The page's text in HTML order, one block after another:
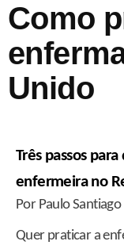
Como
Unido
Três passos
enfermeira no
Por Paulo Santiago
Quer praticar a